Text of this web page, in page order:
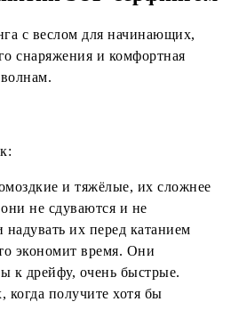
с веслом для начинающих,
снаряжения и комфортная
и тяжёлые, их сложнее
не сдуваются и не
их перед катанием
экономит время. Они
к дрейфу, очень быстрые.
получите хотя бы